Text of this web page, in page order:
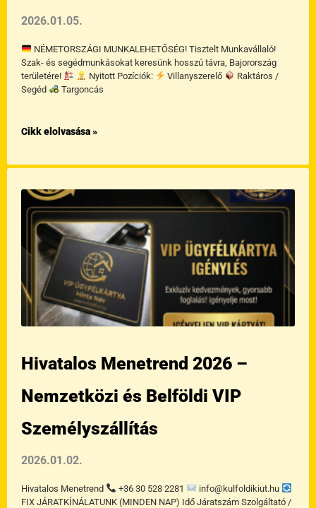
2026.01.05.
NÉMETORSZÁGI MUNKALEHETŐSÉG! Tisztelt Munkavállaló!
Szak- és segédmunkásokat keresünk hosszú távra, Bajorország
területére!
Nyitott Pozíciók: Villanyszerelő
Raktáros /
Segéd
Targoncás
Cikk elolvasása »
Hivatalos Menetrend 2026 –
Nemzetközi és Belföldi VIP
Személyszállítás
2026.01.02.
Hivatalos Menetrend +36 30 528 2281
info@kulfoldikiut.hu
FIX JÁRATKÍNÁLATUNK (MINDEN NAP) Idő Járatszám Szolgáltató /